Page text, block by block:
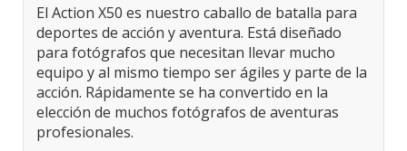
El Action X50 es nuestro caballo de batalla para
deportes de acción y aventura. Está diseñado
para fotógrafos que necesitan llevar mucho
equipo y al mismo tiempo ser ágiles y parte de la
acción. Rápidamente se ha convertido en la
elección de muchos fotógrafos de aventuras
profesionales.